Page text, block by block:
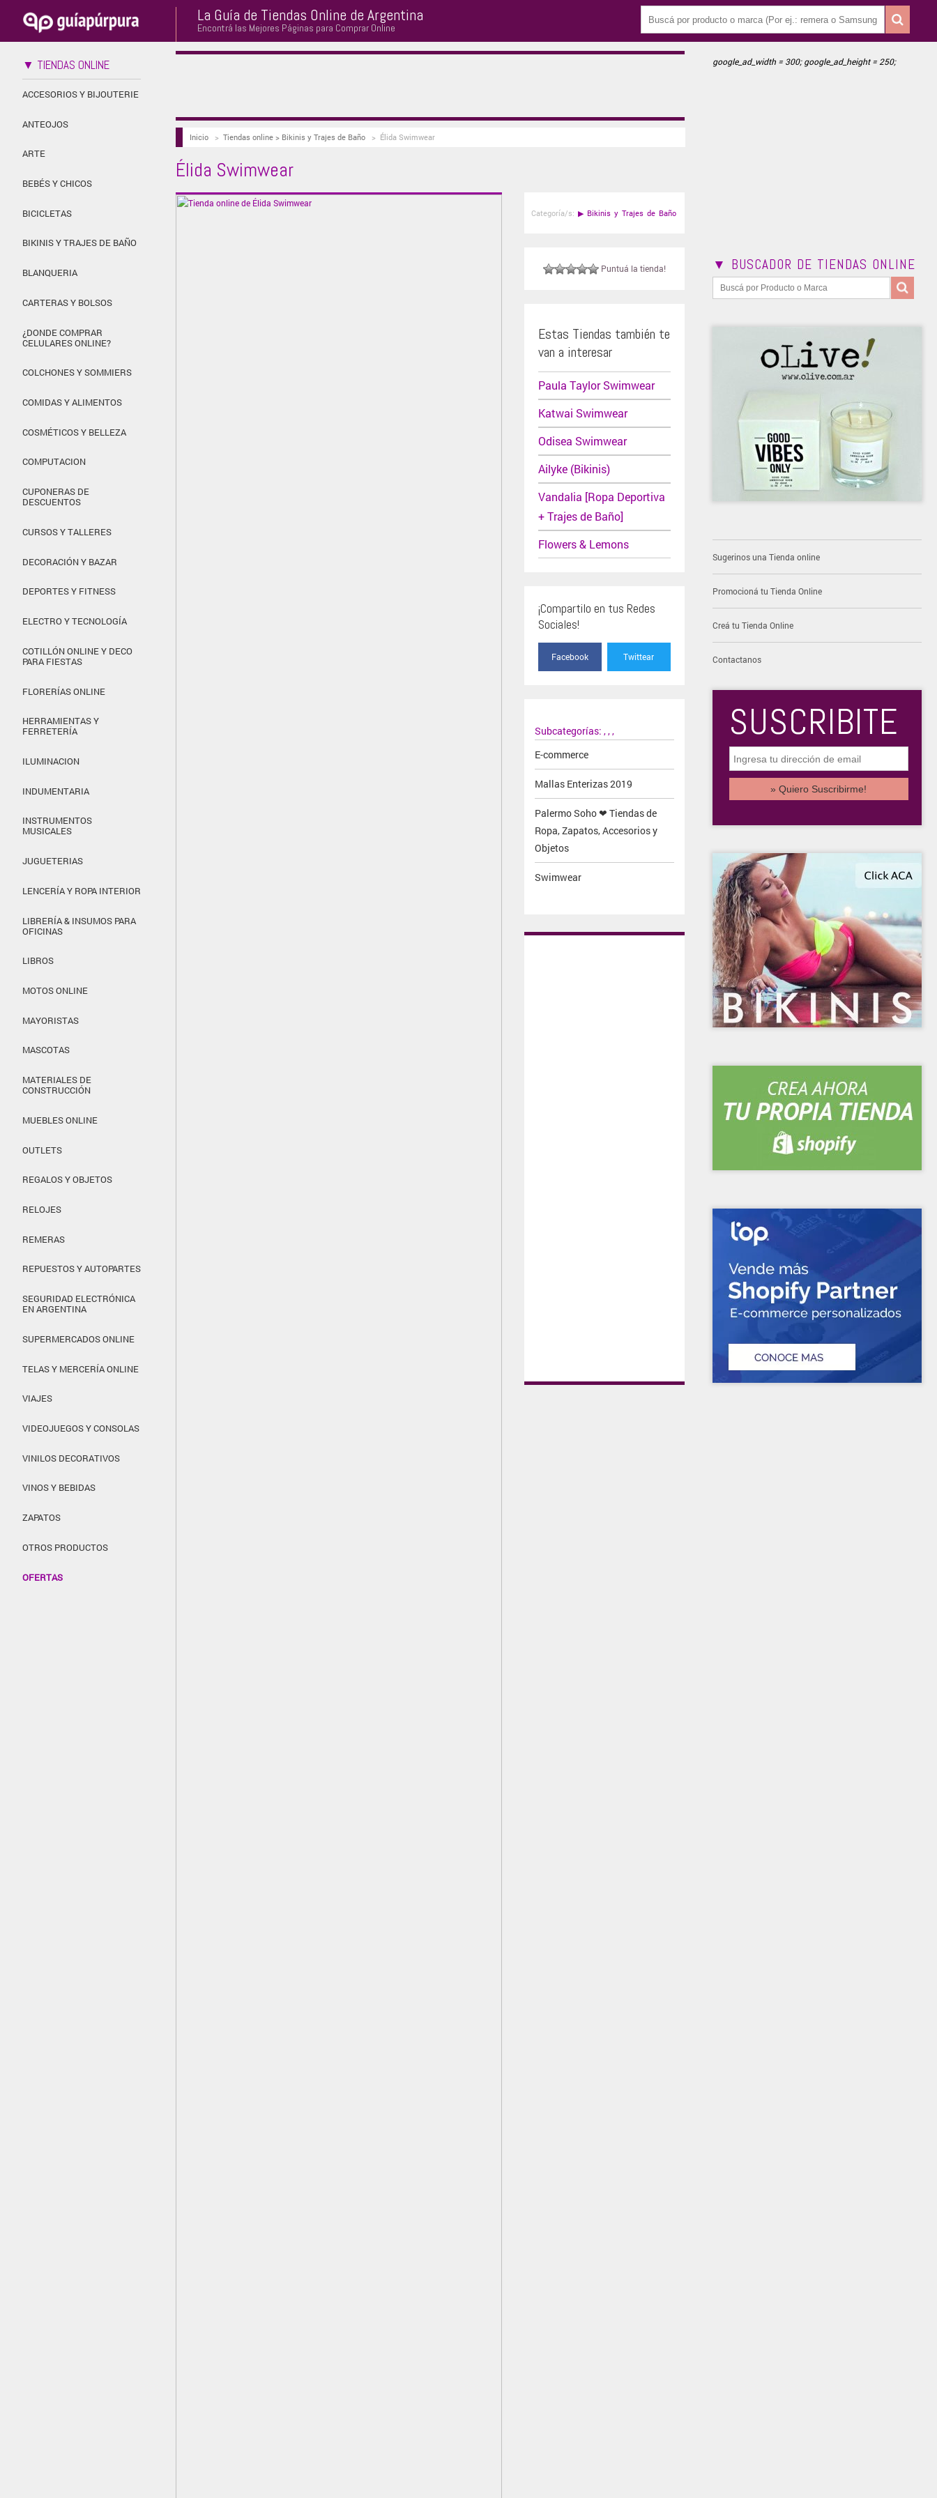
La Guía de Tiendas Online de Argentina
Encontrá las Mejores Páginas para Comprar Online
▼ TIENDAS ONLINE
ACCESORIOS Y BIJOUTERIE
ANTEOJOS
ARTE
BEBÉS Y CHICOS
BICICLETAS
BIKINIS Y TRAJES DE BAÑO
BLANQUERIA
CARTERAS Y BOLSOS
¿DONDE COMPRAR
CELULARES ONLINE?
COLCHONES Y SOMMIERS
COMIDAS Y ALIMENTOS
COSMÉTICOS Y BELLEZA
COMPUTACION
CUPONERAS DE
DESCUENTOS
CURSOS Y TALLERES
DECORACIÓN Y BAZAR
DEPORTES Y FITNESS
ELECTRO Y TECNOLOGÍA
COTILLÓN ONLINE Y DECO
PARA FIESTAS
FLORERÍAS ONLINE
HERRAMIENTAS Y
FERRETERÍA
ILUMINACION
INDUMENTARIA
INSTRUMENTOS
MUSICALES
JUGUETERIAS
LENCERÍA Y ROPA INTERIOR
LIBRERÍA & INSUMOS PARA
OFICINAS
LIBROS
MOTOS ONLINE
MAYORISTAS
MASCOTAS
MATERIALES DE
CONSTRUCCIÓN
MUEBLES ONLINE
OUTLETS
REGALOS Y OBJETOS
RELOJES
REMERAS
REPUESTOS Y AUTOPARTES
SEGURIDAD ELECTRÓNICA
EN ARGENTINA
SUPERMERCADOS ONLINE
TELAS Y MERCERÍA ONLINE
VIAJES
VIDEOJUEGOS Y CONSOLAS
VINILOS DECORATIVOS
VINOS Y BEBIDAS
ZAPATOS
OTROS PRODUCTOS
OFERTAS
Inicio> Tiendas online > Bikinis y Trajes de Baño> Élida Swimwear
Élida Swimwear
Categoría/s: ▶ Bikinis y Trajes de Baño
Puntuá la tienda!
Estas Tiendas también te
van a interesar
Paula Taylor Swimwear
Katwai Swimwear
Odisea Swimwear
Ailyke (Bikinis)
Vandalia [Ropa Deportiva
+ Trajes de Baño]
Flowers & Lemons
¡Compartilo en tus Redes
Sociales!
Facebook Twittear
Subcategorías:
E-commerce
,
Mallas Enterizas 2019
,
Palermo Soho ❤ Tiendas de
Ropa, Zapatos, Accesorios y
Objetos
,
Swimwear
google_ad_width = 300; google_ad_height = 250;
▼ BUSCADOR DE TIENDAS ONLINE
Sugerinos una Tienda online
Promocioná tu Tienda Online
Creá tu Tienda Online
Contactanos
SUSCRIBITE